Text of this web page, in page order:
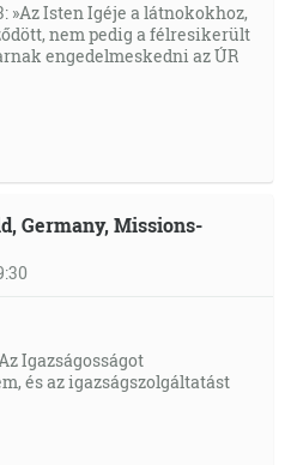
»Az Isten Igéje a látnokokhoz,
nem pedig a félresikerült
engedelmeskedni az ÚR
Germany, Missions-
Igazságosságot
és az igazságszolgáltatást